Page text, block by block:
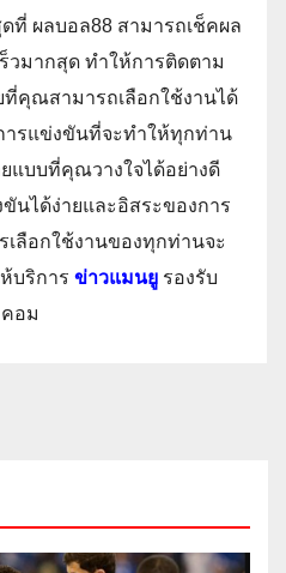
ที่ ผลบอล88 สามารถเช็คผล
วมากสุด ทำให้การติดตาม
คุณสามารถเลือกใช้งานได้
ารแข่งขันที่จะทำให้ทุกท่าน
แบบที่คุณวางใจได้อย่างดี
นได้ง่ายและอิสระของการ
เลือกใช้งานของทุกท่านจะ
บริการ ข่าวแมนยู รองรับ
อม